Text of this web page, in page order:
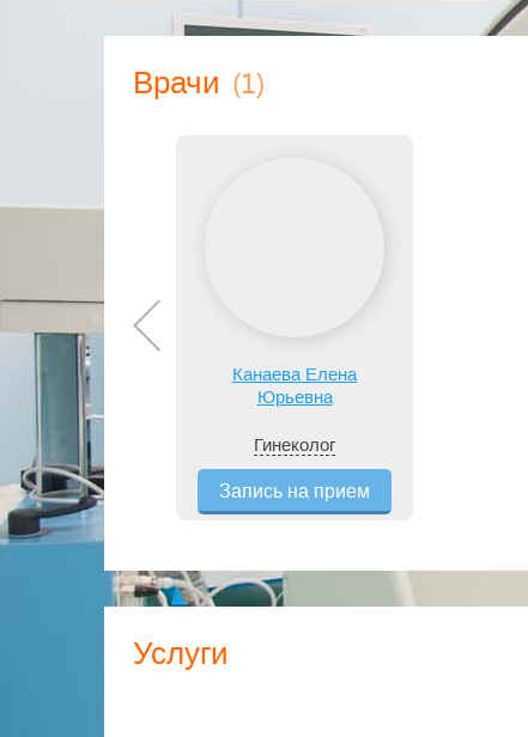
Врачи (1)
Канаева Елена
Юрьевна
Гинеколог
Запись на прием
Услуги